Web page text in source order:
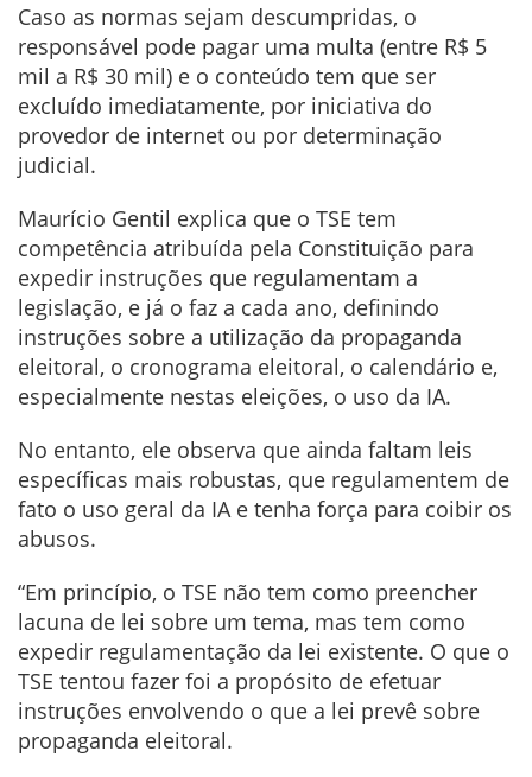
Caso as normas sejam descumpridas, o
responsável pode pagar uma multa (entre R$ 5
mil a R$ 30 mil) e o conteúdo tem que ser
excluído imediatamente, por iniciativa do
provedor de internet ou por determinação
judicial.
Maurício Gentil explica que o TSE tem
competência atribuída pela Constituição para
expedir instruções que regulamentam a
legislação, e já o faz a cada ano, definindo
instruções sobre a utilização da propaganda
eleitoral, o cronograma eleitoral, o calendário e,
especialmente nestas eleições, o uso da IA.
No entanto, ele observa que ainda faltam leis
específicas mais robustas, que regulamentem de
fato o uso geral da IA e tenha força para coibir os
abusos.
“Em princípio, o TSE não tem como preencher
lacuna de lei sobre um tema, mas tem como
expedir regulamentação da lei existente. O que o
TSE tentou fazer foi a propósito de efetuar
instruções envolvendo o que a lei prevê sobre
propaganda eleitoral.